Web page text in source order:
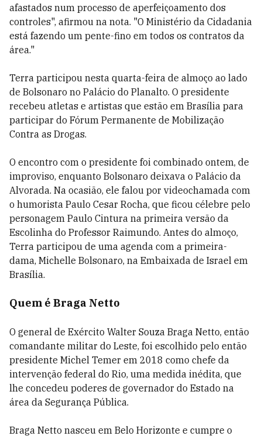
afastados num processo de aperfeiçoamento dos
controles", afirmou na nota. "O Ministério da Cidadania
está fazendo um pente-fino em todos os contratos da
área."
Terra participou nesta quarta-feira de almoço ao lado
de Bolsonaro no Palácio do Planalto. O presidente
recebeu atletas e artistas que estão em Brasília para
participar do Fórum Permanente de Mobilização
Contra as Drogas.
O encontro com o presidente foi combinado ontem, de
improviso, enquanto Bolsonaro deixava o Palácio da
Alvorada. Na ocasião, ele falou por videochamada com
o humorista Paulo Cesar Rocha, que ficou célebre pelo
personagem Paulo Cintura na primeira versão da
Escolinha do Professor Raimundo. Antes do almoço,
Terra participou de uma agenda com a primeira-
dama, Michelle Bolsonaro, na Embaixada de Israel em
Brasília.
Quem é Braga Netto
O general de Exército Walter Souza Braga Netto, então
comandante militar do Leste, foi escolhido pelo então
presidente Michel Temer em 2018 como chefe da
intervenção federal do Rio, uma medida inédita, que
lhe concedeu poderes de governador do Estado na
área da Segurança Pública.
Braga Netto nasceu em Belo Horizonte e cumpre o